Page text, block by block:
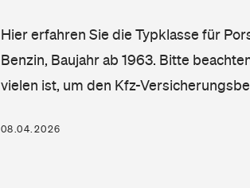
Hier erfahren Sie die Typklasse für
Benzin, Baujahr ab 1963. Bitte
vielen ist, um den Kfz-
08.04.2026